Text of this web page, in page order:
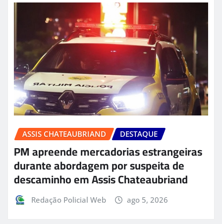
ASSIS CHATEAUBRIAND DESTAQUE
PM apreende mercadorias estrangeiras
durante abordagem por suspeita de
descaminho em Assis Chateaubriand
Redação Policial Web ago 5, 2026